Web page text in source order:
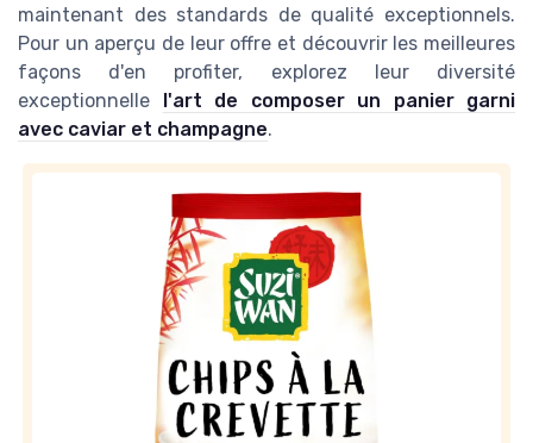
maintenant des standards de qualité exceptionnels.
Pour un aperçu de leur offre et découvrir les meilleures
façons d'en profiter, explorez leur diversité
exceptionnelle
l'art de composer un panier garni
avec caviar et champagne.